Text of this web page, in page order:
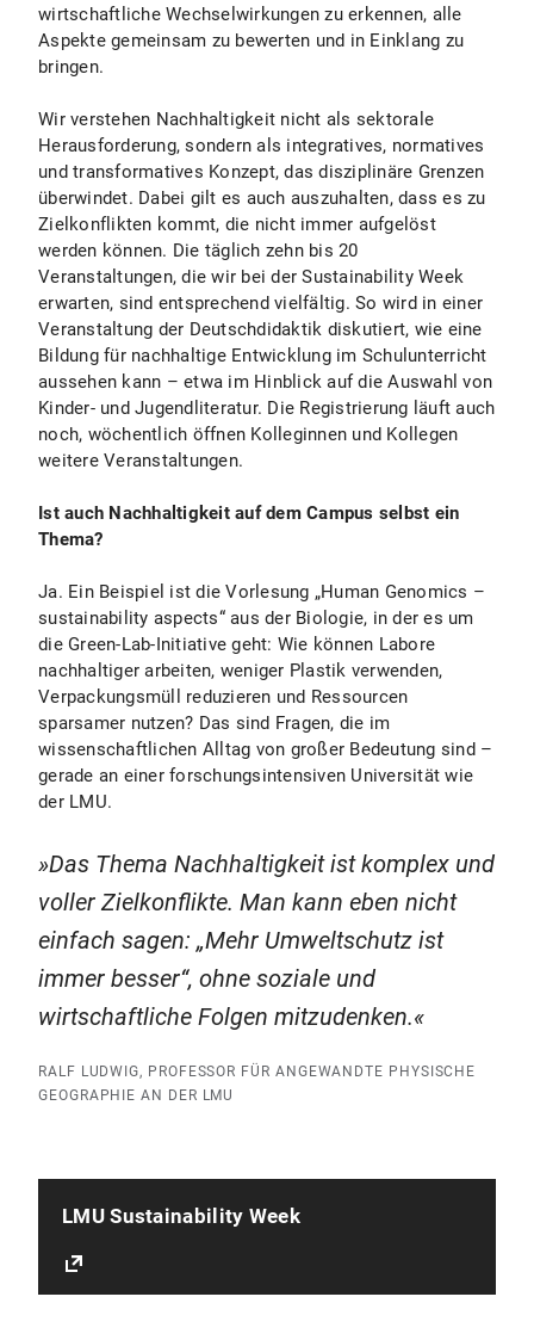
wirtschaftliche Wechselwirkungen zu erkennen, alle
Aspekte gemeinsam zu bewerten und in Einklang zu
bringen.
Wir verstehen Nachhaltigkeit nicht als sektorale
Herausforderung, sondern als integratives, normatives
und transformatives Konzept, das disziplinäre Grenzen
überwindet. Dabei gilt es auch auszuhalten, dass es zu
Zielkonflikten kommt, die nicht immer aufgelöst
werden können. Die täglich zehn bis 20
Veranstaltungen, die wir bei der Sustainability Week
erwarten, sind entsprechend vielfältig. So wird in einer
Veranstaltung der Deutschdidaktik diskutiert, wie eine
Bildung für nachhaltige Entwicklung im Schulunterricht
aussehen kann – etwa im Hinblick auf die Auswahl von
Kinder- und Jugendliteratur. Die Registrierung läuft auch
noch, wöchentlich öffnen Kolleginnen und Kollegen
weitere Veranstaltungen.
Ist auch Nachhaltigkeit auf dem Campus selbst ein
Thema?
Ja. Ein Beispiel ist die Vorlesung „Human Genomics –
sustainability aspects“ aus der Biologie, in der es um
die Green-Lab-Initiative geht: Wie können Labore
nachhaltiger arbeiten, weniger Plastik verwenden,
Verpackungsmüll reduzieren und Ressourcen
sparsamer nutzen? Das sind Fragen, die im
wissenschaftlichen Alltag von großer Bedeutung sind –
gerade an einer forschungsintensiven Universität wie
der LMU.
Das Thema Nachhaltigkeit ist komplex und
voller Zielkonflikte. Man kann eben nicht
einfach sagen: „Mehr Umweltschutz ist
immer besser“, ohne soziale und
wirtschaftliche Folgen mitzudenken.
RALF LUDWIG, PROFESSOR FÜR ANGEWANDTE PHYSISCHE
GEOGRAPHIE AN DER LMU
LMU Sustainability Week